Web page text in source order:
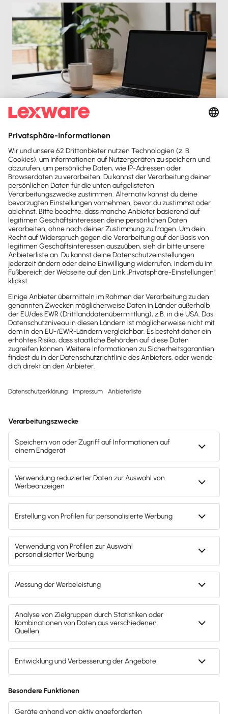
Einstiegsvideo
Kundenanlage in Lexware warenwirtschaft
pro/premium im In- und Ausland
Di. 13.04.2021
Einstiegsvideo
19 min
Kostenlos
Kontakt
Sind noch Fragen offen?
Wir sind gerne für dich da.
0800-7234-254
Wir sind Mo-Fr von 8:00 – 18:00 Uhr für
dich da.
lexware-onlineschulungen@haufe-
lexware.com
Svenja Bock
Deine Ansprechpartnerin für die
Lexware Akademie
Gendergerechte Sprache
Privatsphäre-Einstellungen
Compliance
Impressum